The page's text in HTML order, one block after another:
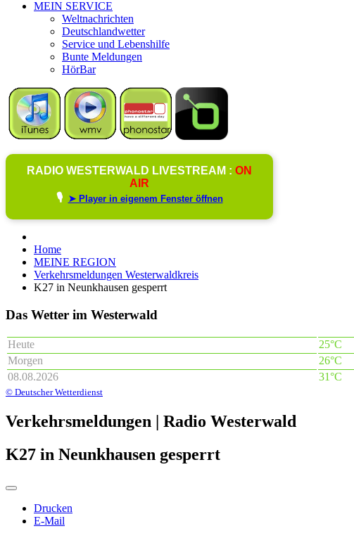
MEIN SERVICE
Weltnachrichten
Deutschlandwetter
Service und Lebenshilfe
Bunte Meldungen
HörBar
RADIO WESTERWALD LIVESTREAM : ON
AIR
🎙️ ➤ Player in eigenem Fenster öffnen
Home
MEINE REGION
Verkehrsmeldungen Westerwaldkreis
K27 in Neunkhausen gesperrt
Das Wetter im Westerwald
Heute
25°C
Morgen
26°C
08.08.2026
31°C
© Deutscher Wetterdienst
Verkehrsmeldungen | Radio Westerwald
K27 in Neunkhausen gesperrt
Drucken
E-Mail